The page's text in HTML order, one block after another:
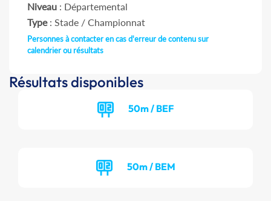
Niveau : Départemental
Type: Stade / Championnat
Personnes à contacter en cas d'erreur de contenu sur
calendrier ou résultats
Résultats disponibles
50m / BEF
50m / BEM